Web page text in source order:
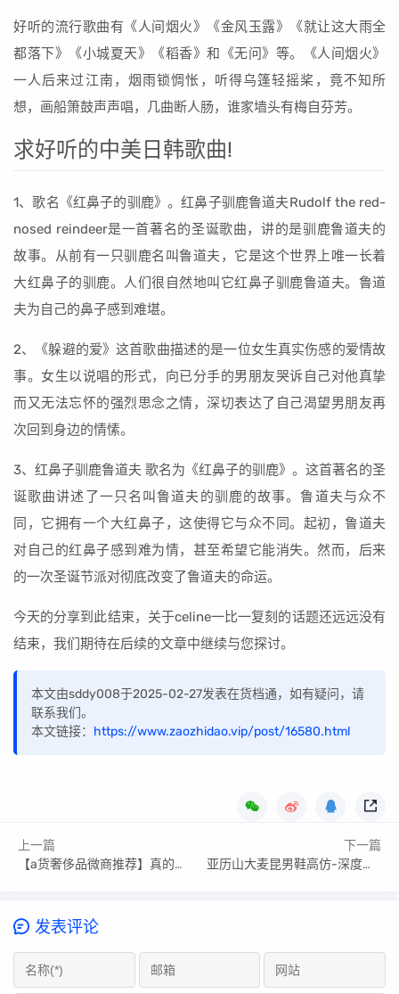
好听的流行歌曲有《人间烟火》《金风玉露》《就让这大雨全
都落下》《小城夏天》《稻香》和《无问》等。《人间烟火》
一人后来过江南，烟雨锁惆怅，听得乌篷轻摇桨，竟不知所
想，画船箫鼓声声唱，几曲断人肠，谁家墙头有梅自芬芳。
求好听的中美日韩歌曲!
1、歌名《红鼻子的驯鹿》。红鼻子驯鹿鲁道夫Rudolf the red-
nosed reindeer是一首著名的圣诞歌曲，讲的是驯鹿鲁道夫的
故事。从前有一只驯鹿名叫鲁道夫，它是这个世界上唯一长着
大红鼻子的驯鹿。人们很自然地叫它红鼻子驯鹿鲁道夫。鲁道
夫为自己的鼻子感到难堪。
2、《躲避的爱》这首歌曲描述的是一位女生真实伤感的爱情故
事。女生以说唱的形式，向已分手的男朋友哭诉自己对他真挚
而又无法忘怀的强烈思念之情，深切表达了自己渴望男朋友再
次回到身边的情愫。
3、红鼻子驯鹿鲁道夫 歌名为《红鼻子的驯鹿》。这首著名的圣
诞歌曲讲述了一只名叫鲁道夫的驯鹿的故事。鲁道夫与众不
同，它拥有一个大红鼻子，这使得它与众不同。起初，鲁道夫
对自己的红鼻子感到难为情，甚至希望它能消失。然而，后来
的一次圣诞节派对彻底改变了鲁道夫的命运。
今天的分享到此结束，关于celine一比一复刻的话题还远远没有
结束，我们期待在后续的文章中继续与您探讨。
本文由sddy008于2025-02-27发表在货档通，如有疑问，请
联系我们。
本文链接： https://www.zaozhidao.vip/post/16580.html
上一篇
【a货奢侈品微商推荐】真的没人看吗
下一篇
亚历山大麦昆男鞋高仿-深度评测_对比差异
发表评论